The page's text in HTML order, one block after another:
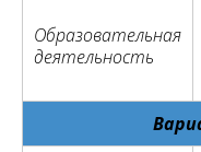
Образовательная
деятельность